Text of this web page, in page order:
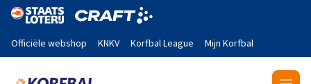
Naar de hoofdinhoud gaan
Officiële webshop KNKV Korfbal League Mijn Korfbal